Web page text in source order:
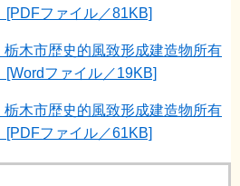
ファイル／81KB]
栃木市歴史的風致形成建造物所有
ファイル／19KB]
栃木市歴史的風致形成建造物所有
ファイル／61KB]